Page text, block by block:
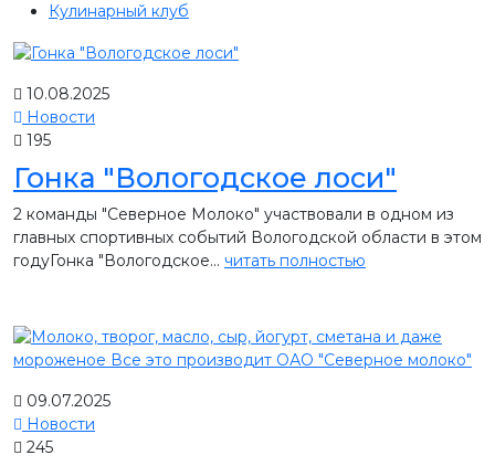
Кулинарный клуб
10.08.2025
Новости
195
Гонка "Вологодское лоси"
2 команды "Северное Молоко" участвовали в одном из
главных спортивных событий Вологодской области в этом
годуГонка "Вологодское... читать полностью
09.07.2025
Новости
245